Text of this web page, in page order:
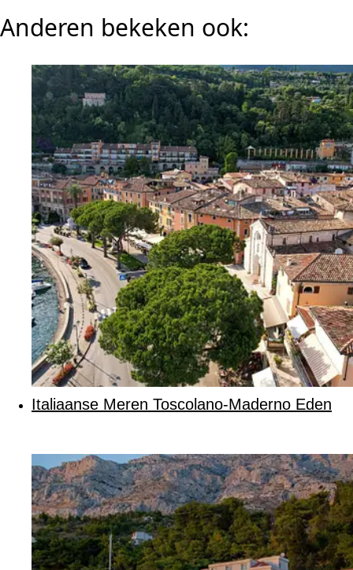
Anderen bekeken ook:
Italiaanse Meren Toscolano-Maderno Eden